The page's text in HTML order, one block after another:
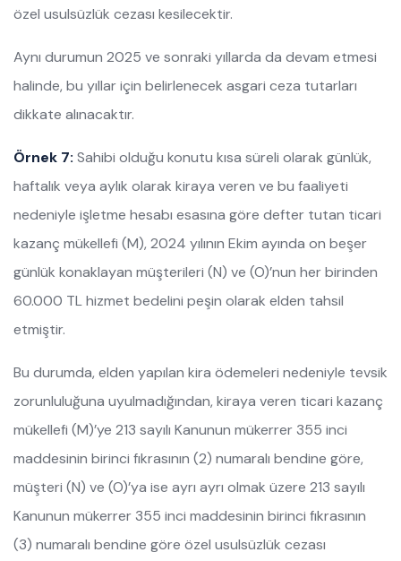
özel usulsüzlük cezası kesilecektir.
Aynı durumun 2025 ve sonraki yıllarda da devam etmesi
halinde, bu yıllar için belirlenecek asgari ceza tutarları
dikkate alınacaktır.
Örnek 7: Sahibi olduğu konutu kısa süreli olarak günlük,
haftalık veya aylık olarak kiraya veren ve bu faaliyeti
nedeniyle işletme hesabı esasına göre defter tutan ticari
kazanç mükellefi (M), 2024 yılının Ekim ayında on beşer
günlük konaklayan müşterileri (N) ve (O)’nun her birinden
60.000 TL hizmet bedelini peşin olarak elden tahsil
etmiştir.
Bu durumda, elden yapılan kira ödemeleri nedeniyle tevsik
zorunluluğuna uyulmadığından, kiraya veren ticari kazanç
mükellefi (M)’ye 213 sayılı Kanunun mükerrer 355 inci
maddesinin birinci fıkrasının (2) numaralı bendine göre,
müşteri (N) ve (O)’ya ise ayrı ayrı olmak üzere 213 sayılı
Kanunun mükerrer 355 inci maddesinin birinci fıkrasının
(3) numaralı bendine göre özel usulsüzlük cezası